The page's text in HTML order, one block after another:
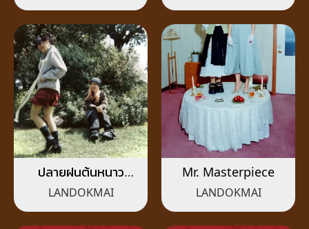
ปลายฝนต้นหนาว
(Winter Breeze)
LANDOKMAI
Mr. Masterpiece
LANDOKMAI